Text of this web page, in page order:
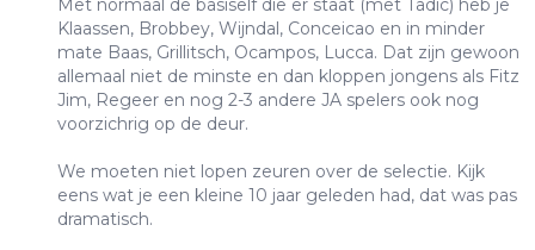
Met normaal de basiself die er staat (met Tadic) heb je
Klaassen, Brobbey, Wijndal, Conceicao en in minder
mate Baas, Grillitsch, Ocampos, Lucca. Dat zijn gewoon
allemaal niet de minste en dan kloppen jongens als Fitz
Jim, Regeer en nog 2-3 andere JA spelers ook nog
voorzichrig op de deur.
We moeten niet lopen zeuren over de selectie. Kijk
eens wat je een kleine 10 jaar geleden had, dat was pas
dramatisch.